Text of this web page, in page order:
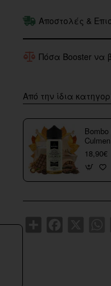
Αποστολές &
Πόσα Booster να
Από την ίδια
18,90€